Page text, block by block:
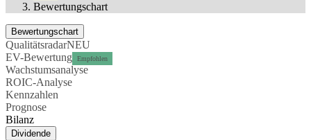
Bewertungschart
Bewertungschart
QualitätsradarNEU
EV-Bewertung
Empfohlen
Wachstumsanalyse
ROIC-Analyse
Kennzahlen
Prognose
Bilanz
Dividende